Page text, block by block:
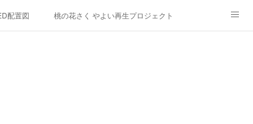
配置図 桃の花さく やよい再生プロジェクト